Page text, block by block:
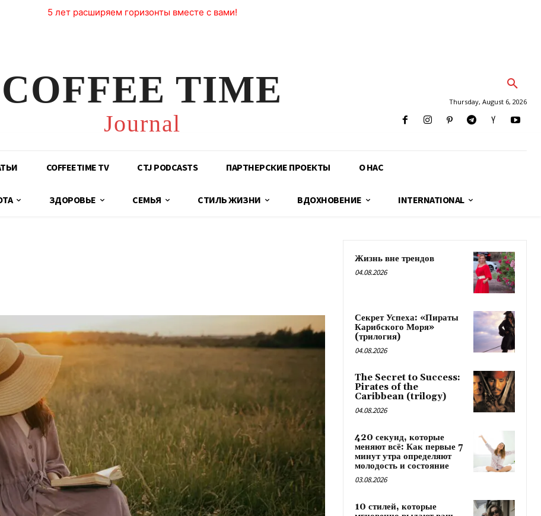
5 лет расширяем горизонты вместе с вами!
COFFEE TIME
Journal
Thursday, August 6, 2026
COFFEETIME TV CTJ PODCASTS ПАРТНЕРСКИЕ ПРОЕКТЫ О НАС
ЗДОРОВЬЕ СЕМЬЯ СТИЛЬ ЖИЗНИ ВДОХНОВЕНИЕ INTERNATIONAL
Жизнь вне трендов
04.08.2026
Секрет Успеха: «Пираты
Карибского Моря»
(трилогия)
04.08.2026
The Secret to Success:
Pirates of the
Caribbean (trilogy)
04.08.2026
420 секунд, которые
меняют всё: Как первые 7
минут утра определяют
молодость и состояние
03.08.2026
10 стилей, которые